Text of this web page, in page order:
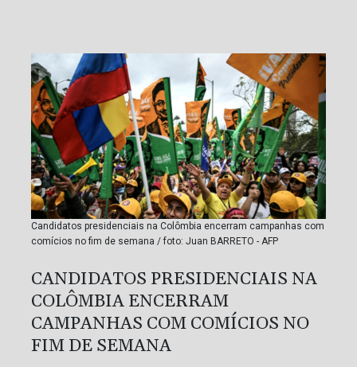
Candidatos presidenciais na Colômbia encerram campanhas com
comícios no fim de semana / foto: Juan BARRETO - AFP
CANDIDATOS PRESIDENCIAIS NA
COLÔMBIA ENCERRAM
CAMPANHAS COM COMÍCIOS NO
FIM DE SEMANA